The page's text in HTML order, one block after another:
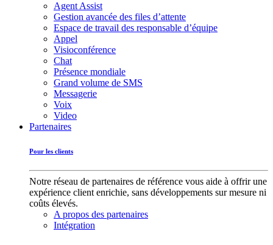
Agent Assist
Gestion avancée des files d’attente
Espace de travail des responsable d’équipe
Appel
Visioconférence
Chat
Présence mondiale
Grand volume de SMS
Messagerie
Voix
Video
Partenaires
Pour les clients
Notre réseau de partenaires de référence vous aide à offrir une
expérience client enrichie, sans développements sur mesure ni
coûts élevés.
A propos des partenaires
Intégration